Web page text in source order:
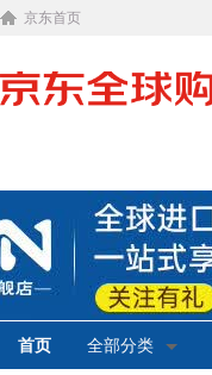
京东首页
首页 全部分类